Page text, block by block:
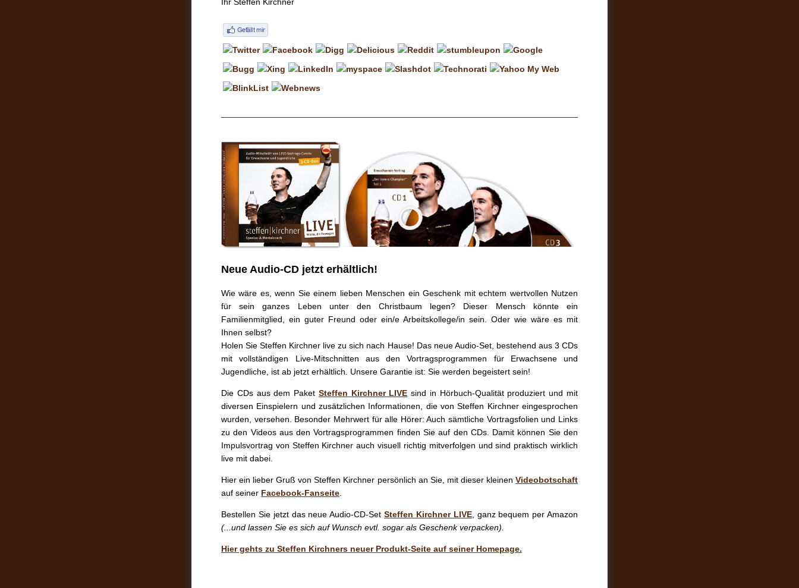
Neue Audio-CD jetzt erhältlich!
Wie wäre es, wenn Sie einem lieben Menschen ein Geschenk mit echtem wertvollen Nutzen
für sein ganzes Leben unter den Christbaum legen? Dieser Mensch könnte ein
Familienmitglied, ein guter Freund oder ein/e Arbeitskollege/in sein. Oder wie wäre es mit
Ihnen selbst?
Holen Sie Steffen Kirchner live zu sich nach Hause! Das neue Audio-Set, bestehend aus 3 CDs
mit vollständigen Live-Mitschnitten aus den Vortragsprogrammen für Erwachsene und
Jugendliche, ist ab jetzt erhältlich. Unsere Garantie ist: Sie werden begeistert sein!
Die CDs aus dem Paket Steffen Kirchner LIVE sind in Hörbuch-Qualität produziert und mit
diversen Einspielern und zusätzlichen Informationen, die von Steffen Kirchner eingesprochen
wurden, versehen. Besonder Mehrwert für alle Hörer: Auch sämtliche Vortragsfolien und Links
zu den Videos aus den Vortragsprogrammen finden Sie auf den CDs. Damit können Sie den
Impulsvortrag von Steffen Kirchner auch visuell richtig mitverfolgen und sind praktisch wirklich
live mit dabei.
Hier ein lieber Gruß von Steffen Kirchner persönlich an Sie, mit dieser kleinen Videobotschaft
auf seiner Facebook-Fanseite.
Bestellen Sie jetzt das neue Audio-CD-Set Steffen Kirchner LIVE, ganz bequem per Amazon
(...und lassen Sie es sich auf Wunsch evtl. sogar als Geschenk verpacken).
Hier gehts zu Steffen Kirchners neuer Produkt-Seite auf seiner Homepage.